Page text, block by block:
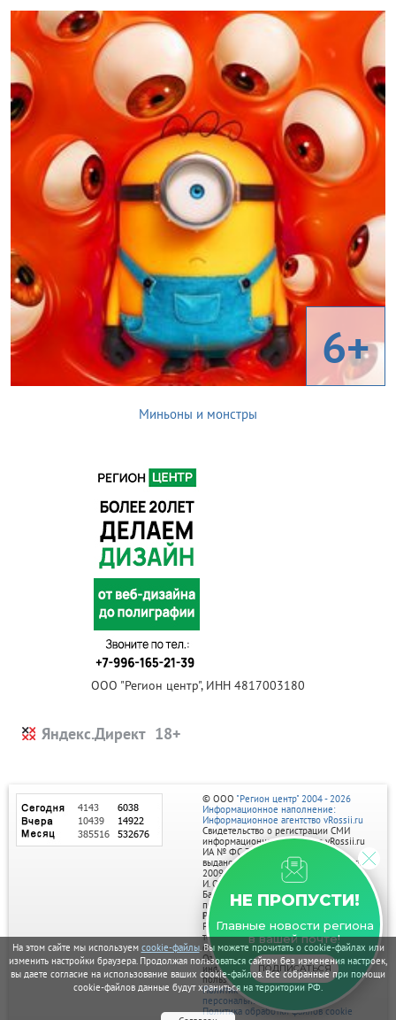
На этом сайте мы используем cookie-файлы. Вы можете прочитать о cookie-файлах или
изменить настройки браузера. Продолжая пользоваться сайтом без изменения настроек,
вы даете согласие на использование ваших cookie-файлов. Все собранные при помощи
cookie-файлов данные будут храниться на территории РФ.
6+
Миньоны и монстры
ООО "Регион центр", ИНН 4817003180
Яндекс.Директ
НЕ ПРОПУСТИ!
Главные новости региона
в вашей почте!
ПОДПИСАТЬСЯ
© ООО "Регион центр" 2004 - 2026
Информационное наполнение:
Информационное агентство vRossii.ru
Свидетельство о регистрации СМИ
информационного агентства vRossii.ru
ИА № ФС 77‑35502
выдано РОСКОМНАДЗОРом 04 марта
2009г.
И. О. Главного редактора Нарыков А. Н.
Баннеры на портале размещаются на
правах рекламы.
Реклама на портале:
Рекламное агентство "Умный маркетинг"
тел. 7-910-267-70-40,
email: umnyy.marketing@yandex.ru
Отдельные публикации могут содержать
информацию, не предназначенную для
пользователей до 18 лет.
Политика в отношении обработки
персональных данных
Политика обработки файлов cookie